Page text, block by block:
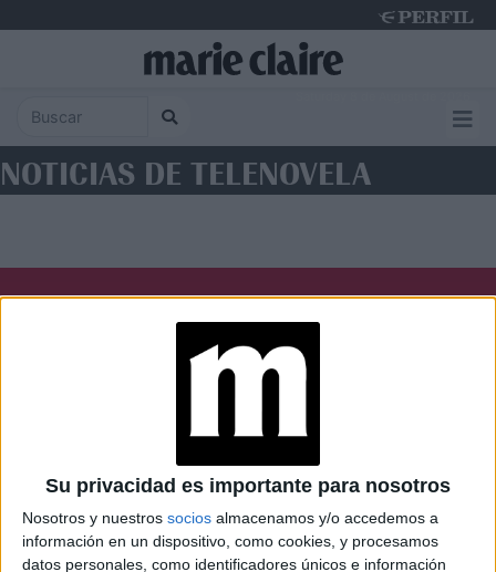
Su privacidad es importante para nosotros
Nosotros y nuestros socios almacenamos y/o accedemos a
información en un dispositivo, como cookies, y procesamos
datos personales, como identificadores únicos e información
NOTICIAS DE TELENOVELA
Caras Noticias
Weekend Parabrisas
Look
Luz Mía Lunateen Break BATimes
© Perfil.com 2006-2019 - Todos los derechos reservados